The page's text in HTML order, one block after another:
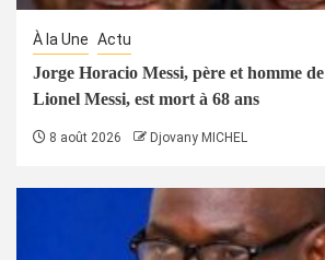
À la Une Actu
Jorge Horacio Messi, père et homme
Lionel Messi, est mort à 68 ans
8 août 2026 Djovany MICHEL